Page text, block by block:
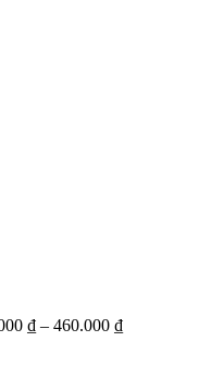
đến các giải pháp
₫ – 460.000 ₫